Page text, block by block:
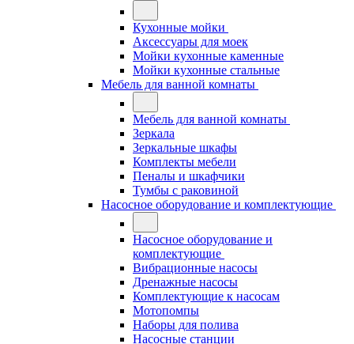
Кухонные мойки
Аксессуары для моек
Мойки кухонные каменные
Мойки кухонные стальные
Мебель для ванной комнаты
Мебель для ванной комнаты
Зеркала
Зеркальные шкафы
Комплекты мебели
Пеналы и шкафчики
Тумбы с раковиной
Насосное оборудование и комплектующие
Насосное оборудование и
комплектующие
Вибрационные насосы
Дренажные насосы
Комплектующие к насосам
Мотопомпы
Наборы для полива
Насосные станции